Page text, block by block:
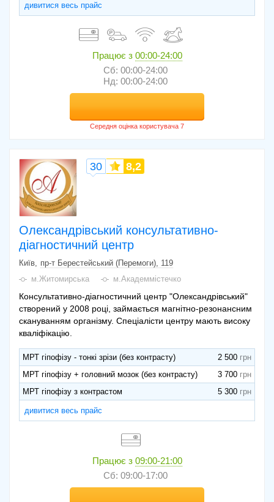
дивитися весь прайс
Працює з 00:00-24:00
Сб: 00:00-24:00
Нд: 00:00-24:00
Олександрівський консультативно-
діагностичний центр
30 8,2
Київ
пр-т Берестейський (Перемоги), 119
м.Житомирська
м.Академмістечко
Консультативно-діагностичний центр "Олександрівський"
створений у 2008 році, займається магнітно-резонансним
скануванням організму. Спеціалісти центру мають високу
кваліфікацію.
МРТ гіпофізу - тонкі зрізи (без контрасту)
2 500
МРТ гіпофізу + головний мозок (без контрасту)
3 700
МРТ гіпофізу з контрастом
5 300
дивитися весь прайс
Працює з 09:00-21:00
Сб: 09:00-17:00